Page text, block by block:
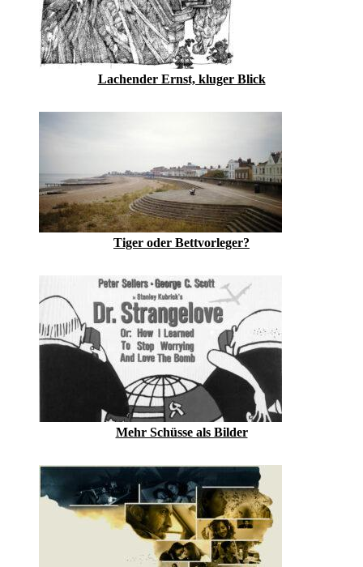
Lachender Ernst, kluger Blick
Tiger oder Bettvorleger?
Mehr Schüsse als Bilder